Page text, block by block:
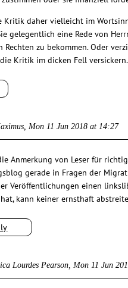
Kritik daher vielleicht im
gelegentlich eine Rede von
Rechten zu bekommen. Oder
Kritik im dicken Fell
Mon 11 Jun 2018 at 14:27
Anmerkung von Leser für
gerade in Fragen der
Veröffentlichungen einen
kann keiner ernsthaft
Lourdes Pearson Mon 11 Jun